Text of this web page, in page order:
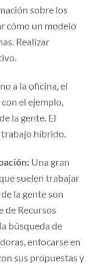
sobre los
cómo un modelo
Realizar
a la oficina, el
el ejemplo,
la gente. El
híbrido.
Una gran
suelen trabajar
la gente son
de Recursos
búsqueda de
enfocarse en
sus propuestas y